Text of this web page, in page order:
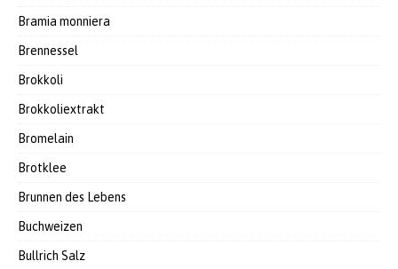
Bramia monniera
Brennessel
Brokkoli
Brokkoliextrakt
Bromelain
Brotklee
Brunnen des Lebens
Buchweizen
Bullrich Salz